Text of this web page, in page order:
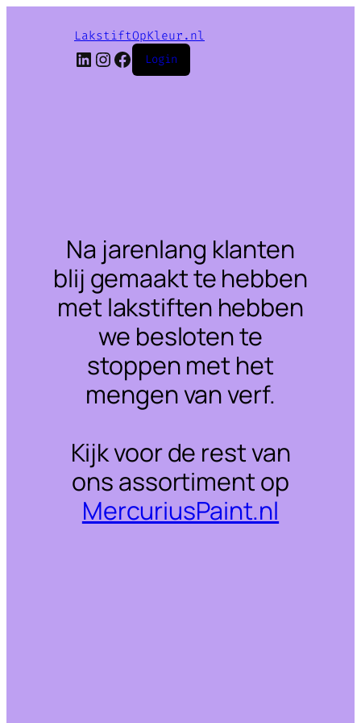
LakstiftOpKleur.nl
LinkedIn
Instagram
Facebook
Login
Na jarenlang klanten
blij gemaakt te hebben
met lakstiften hebben
we besloten te
stoppen met het
mengen van verf.
Kijk voor de rest van
ons assortiment op
MercuriusPaint.nl